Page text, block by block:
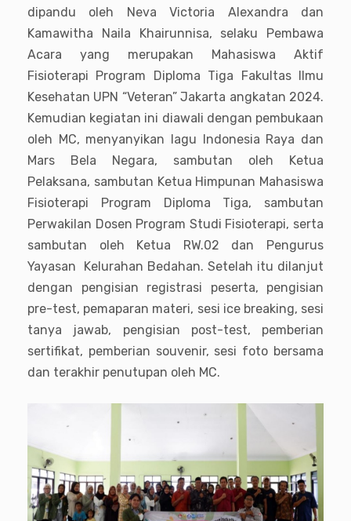
dipandu oleh Neva Victoria Alexandra dan
Kamawitha Naila Khairunnisa, selaku Pembawa
Acara yang merupakan Mahasiswa Aktif
Fisioterapi Program Diploma Tiga Fakultas Ilmu
Kesehatan UPN “Veteran” Jakarta angkatan 2024.
Kemudian kegiatan ini diawali dengan pembukaan
oleh MC, menyanyikan lagu Indonesia Raya dan
Mars Bela Negara, sambutan oleh Ketua
Pelaksana, sambutan Ketua Himpunan Mahasiswa
Fisioterapi Program Diploma Tiga, sambutan
Perwakilan Dosen Program Studi Fisioterapi, serta
sambutan oleh Ketua RW.02 dan Pengurus
Yayasan Kelurahan Bedahan. Setelah itu dilanjut
dengan pengisian registrasi peserta, pengisian
pre-test, pemaparan materi, sesi ice breaking, sesi
tanya jawab, pengisian post-test, pemberian
sertifikat, pemberian souvenir, sesi foto bersama
dan terakhir penutupan oleh MC.